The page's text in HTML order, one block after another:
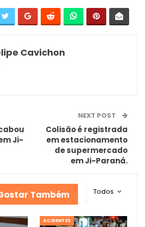
Cavichon
Ji-
NEXT POST
Colisão é registrada
em estacionamento
de supermercado
em Ji-Paraná.
Todos
Também
ACIDENTES